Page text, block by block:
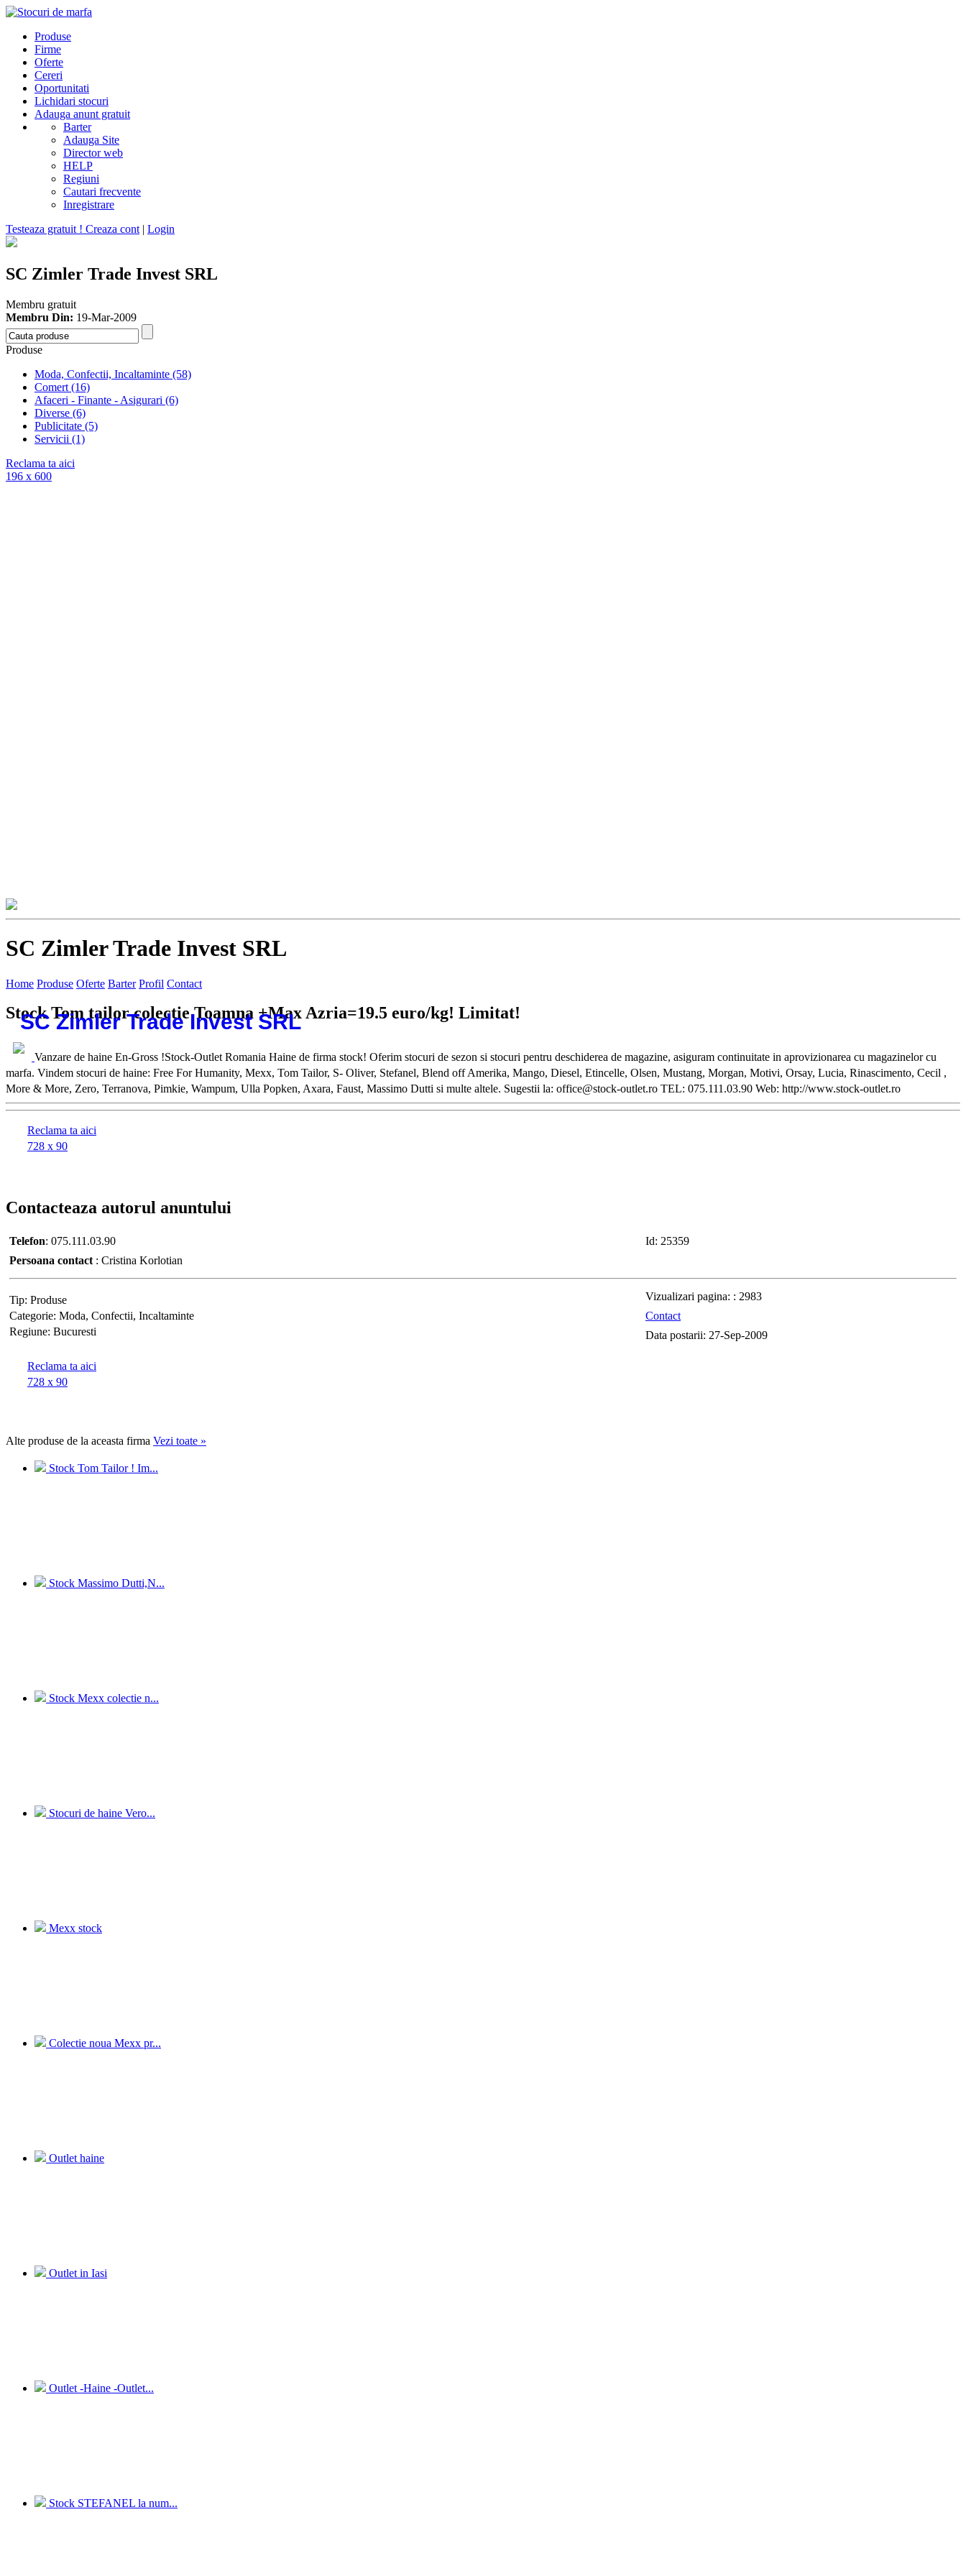
Produse
Firme
Oferte
Cereri
Oportunitati
Lichidari stocuri
Adauga anunt gratuit
Barter
Adauga Site
Director web
HELP
Regiuni
Cautari frecvente
Inregistrare
Testeaza gratuit ! Creaza cont | Login
SC Zimler Trade Invest SRL
Membru gratuit
Membru Din: 19-Mar-2009
Produse
Moda, Confectii, Incaltaminte (58)
Comert (16)
Afaceri - Finante - Asigurari (6)
Diverse (6)
Publicitate (5)
Servicii (1)
Reclama ta aici
196 x 600
SC Zimler Trade Invest SRL
SC Zimler Trade Invest SRL
Home Produse Oferte Barter Profil Contact
Stock Tom tailor colectie Toamna +Max Azria=19.5 euro/kg! Limitat!
Vanzare de haine En-Gross !Stock-Outlet Romania Haine de firma stock! Oferim stocuri de sezon si stocuri pentru deschiderea de magazine, asiguram continuitate in aprovizionarea cu magazinelor cu
marfa. Vindem stocuri de haine: Free For Humanity, Mexx, Tom Tailor, S- Oliver, Stefanel, Blend off Amerika, Mango, Diesel, Etincelle, Olsen, Mustang, Morgan, Motivi, Orsay, Lucia, Rinascimento, Cecil ,
More & More, Zero, Terranova, Pimkie, Wampum, Ulla Popken, Axara, Faust, Massimo Dutti si multe altele. Sugestii la: office@stock-outlet.ro TEL: 075.111.03.90 Web: http://www.stock-outlet.ro
Reclama ta aici
728 x 90
Contacteaza autorul anuntului
Telefon: 075.111.03.90 Id: 25359
Persoana contact : Cristina Korlotian
Tip: Produse
Categorie: Moda, Confectii, Incaltaminte
Regiune: Bucuresti
Vizualizari pagina: : 2983
Contact
Data postarii: 27-Sep-2009
Reclama ta aici
728 x 90
Alte produse de la aceasta firma Vezi toate »
Stock Tom Tailor ! Im...
Stock Massimo Dutti,N...
Stock Mexx colectie n...
Stocuri de haine Vero...
Mexx stock
Colectie noua Mexx pr...
Outlet haine
Outlet in Iasi
Outlet -Haine -Outlet...
Stock STEFANEL la num...